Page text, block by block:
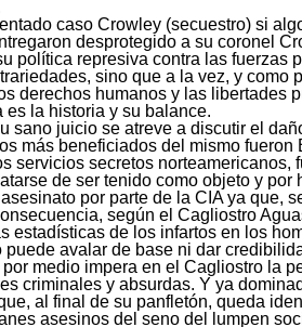
caso Crowley (secuestro) si
desprotegido a su coronel
política represiva contra las
sino que a la vez, y
derechos humanos y las libertades
es la historia y su balance.
sano juicio se atreve a discutir el
más beneficiados del mismo
servicios secretos
de ser tenido como objeto y
por parte de la CIA ya
según el Cagliostro
estadísticas de los infartos en los
avalar de base ni dar
medio impera en el Cagliostro la
criminales y absurdas. Y ya
al final de su panfletón, queda
asesinos del seno del lumpen